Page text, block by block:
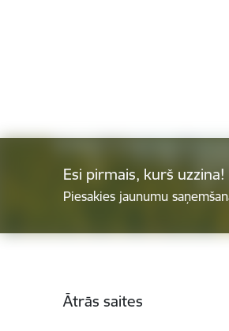
Esi pirmais, kurš uzzina!
Piesakies jaunumu
Ātrās saites